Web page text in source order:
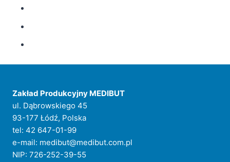
Zakład Produkcyjny MEDIBUT
ul. Dąbrowskiego 45
93-177 Łódź, Polska
tel: 42 647-01-99
e-mail: medibut@medibut.com.pl
NIP: 726-252-39-55